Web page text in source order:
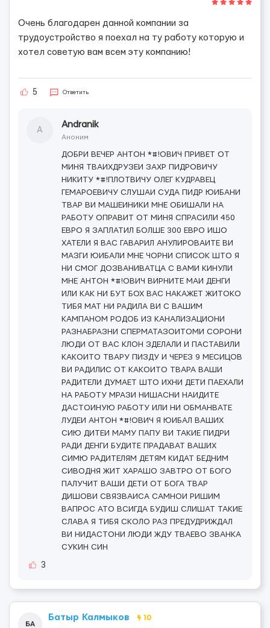
Очень благодарен данной компании за
трудоустройство я поехал на ту работу которую и
хотел советую вам всем эту компанию!
5 Ответить
A
Andranik
Аноним
ДОБРИ ВЕЧЕР АНТОН *#!ОВИЧ ПРИВЕТ ОТ
МИНЯ ТВАИХДРУЗЕИ ЗАХР ПИДРОВИЧУ
НИКИТУ *#!ПЛОТВИЧУ ОЛЕГ КУДРАВЕЦ
ГЕМАРОЕВИЧУ СЛУШАИ СУДА ПИДР ЮИБАНИ
ТВАР ВИ МАШЕИНИКИ МНЕ ОБИШАЛИ НА
РАБОТУ ОПРАВИТ ОТ МИНЯ СПРАСИЛИ 450
ЕВРО Я ЗАПЛАТИЛ БОЛШЕ 300 ЕВРО ИШО
ХАТЕЛИ Я ВАС ГАВАРИЛ АНУЛИРОВАИТЕ ВИ
МАЗГИ ЮИБАЛИ МНЕ ЧОРНИ СПИСОК ШТО Я
НИ СМОГ ДОЗВАНИВАТЦА С ВАМИ КИНУЛИ
МНЕ АНТОН *#!ОВИЧ ВИРНИТЕ МАИ ДЕНГИ
ИЛИ КАК НИ БУТ БОХ ВАС НАКАЖЕТ ЖИТОКО
ТИБЯ МАТ НИ РАДИЛА ВИ С ВАШИМ
КАМПАНОМ РОДОБ ИЗ КАНАЛИЗАЦИОНИ
РАЗНАБРАЗНИ СПЕРМАТАЗОИТОМИ СОРОНИ
ЛЮДИ ОТ ВАС КЛОН ЗДЕЛАЛИ И ПАСТАВИЛИ
КАКОИТО ТВАРУ ПИЗДУ И ЧЕРЕЗ 9 МЕСИЦОВ
ВИ РАДИЛИС ОТ КАКОИТО ТВАРА ВАШИ
РАДИТЕЛИ ДУМАЕТ ШТО ИХНИ ДЕТИ ПАЕХАЛИ
НА РАБОТУ МРАЗИ НИШАСНИ НАИДИТЕ
ДАСТОИНУЮ РАБОТУ ИЛИ НИ ОБМАНВАТЕ
ЛУДЕИ АНТОН *#!ОВИЧ Я ЮИБАЛ ВАШИХ
СИЮ ДИТЕИ МАМУ ПАПУ ВИ ТАКИЕ ПИДРИ
РАДИ ДЕНГИ БУДИТЕ ПРАДАВАТ ВАШИХ
СИМЮ РАДИТЕЛЯМ ДЕТЯМ КИДАТ БЕДНИМ
СИВОДНЯ ЖИТ ХАРАШО ЗАВТРО ОТ БОГО
ПАЛУЧИТ ВАШИ ДЕТИ ОТ БОГА ТВАР
ДИШОВИ СВЯЗВАИСА САМНОИ РИШИМ
ВАПРОС АТО ВСИГДА БУДИШ СЛИШАТ ТАКИЕ
СЛАВА Я ТИБЯ СКОЛО РАЗ ПРЕДУДРИЖДАЛ
ВИ НИДАСТОНИ ЛЮДИ ЖДУ ТВАЕВО ЗВАНКА
СУКИН СИН
3
БА
Батыр Калмыков 10